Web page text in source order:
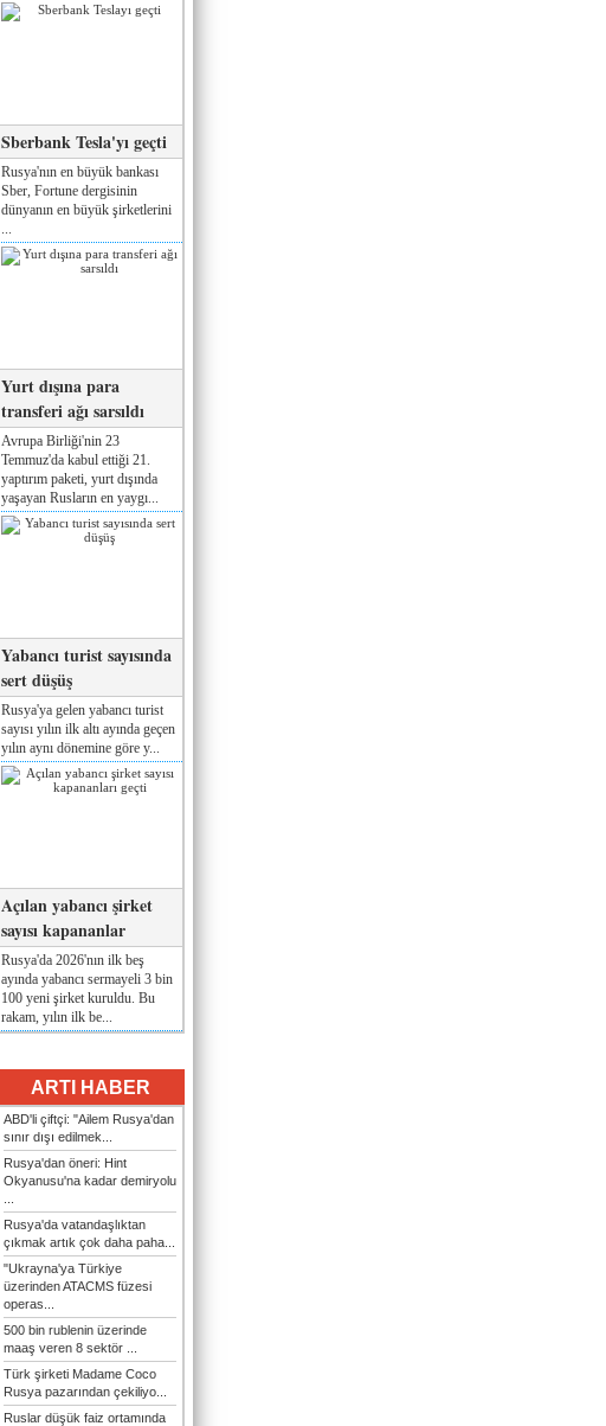
Sberbank Tesla'yı geçti
Rusya'nın en büyük bankası
Sber, Fortune dergisinin
dünyanın en büyük şirketlerini
...
Yurt dışına para
transferi ağı sarsıldı
Avrupa Birliği'nin 23
Temmuz'da kabul ettiği 21.
yaptırım paketi, yurt dışında
yaşayan Rusların en yaygı...
Yabancı turist sayısında
sert düşüş
Rusya'ya gelen yabancı turist
sayısı yılın ilk altı ayında geçen
yılın aynı dönemine göre y...
Açılan yabancı şirket
sayısı kapananlar
Rusya'da 2026'nın ilk beş
ayında yabancı sermayeli 3 bin
100 yeni şirket kuruldu. Bu
rakam, yılın ilk be...
ARTI HABER
ABD'li çiftçi: "Ailem Rusya'dan
sınır dışı edilmek...
Rusya'dan öneri: Hint
Okyanusu'na kadar demiryolu
Rusya'da vatandaşlıktan
çıkmak artık çok daha paha...
"Ukrayna'ya Türkiye
üzerinden ATACMS füzesi
operas...
500 bin rublenin üzerinde
maaş veren 8 sektör ...
Türk şirketi Madame Coco
Rusya pazarından çekiliyo...
Ruslar düşük faiz ortamında